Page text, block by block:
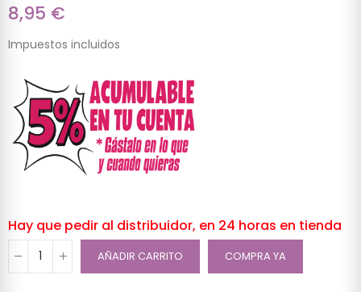
8,95 €
Impuestos incluidos
Hay que pedir al distribuidor, en 24 horas en tienda
AÑADIR CARRITO COMPRA YA